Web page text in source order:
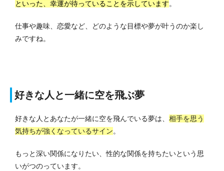
といった、幸運が待っていることを示しています。
仕事や趣味、恋愛など、どのような目標や夢が叶うのか楽し
みですね。
好きな人と一緒に空を飛ぶ夢
好きな人とあなたが一緒に空を飛んでいる夢は、 相手を思う
気持ちが強くなっているサイン。
もっと深い関係になりたい、性的な関係を持ちたいという思
いがつのっています。